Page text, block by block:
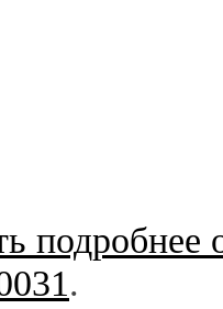
подробнее
.